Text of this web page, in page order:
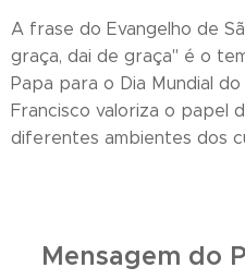
A frase do Evangelho de
graça, dai de graça" é o
Papa para o Dia Mundial
Francisco valoriza o papel
diferentes ambientes dos
Mensagem do